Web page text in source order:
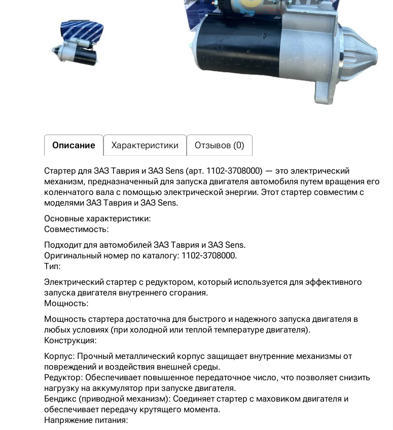
Описание Характеристики Отзывов (0)
Стартер для ЗАЗ Таврия и ЗАЗ Sens (арт. 1102-3708000) — это электрический
механизм, предназначенный для запуска двигателя автомобиля путем вращения его
коленчатого вала с помощью электрической энергии. Этот стартер совместим с
моделями ЗАЗ Таврия и ЗАЗ Sens.
Основные характеристики:
Совместимость:
Подходит для автомобилей ЗАЗ Таврия и ЗАЗ Sens.
Оригинальный номер по каталогу: 1102-3708000.
Тип:
Электрический стартер с редуктором, который используется для эффективного
запуска двигателя внутреннего сгорания.
Мощность:
Мощность стартера достаточна для быстрого и надежного запуска двигателя в
любых условиях (при холодной или теплой температуре двигателя).
Конструкция:
Корпус: Прочный металлический корпус защищает внутренние механизмы от
повреждений и воздействия внешней среды.
Редуктор: Обеспечивает повышенное передаточное число, что позволяет снизить
нагрузку на аккумулятор при запуске двигателя.
Бендикс (приводной механизм): Соединяет стартер с маховиком двигателя и
обеспечивает передачу крутящего момента.
Напряжение питания: